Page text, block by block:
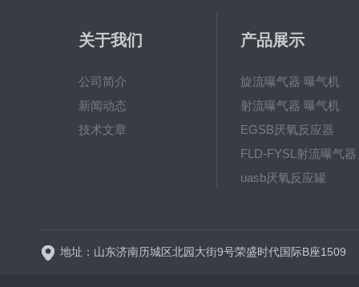
关于我们
公司简介
新闻动态
技术文章
产品展示
旋流曝气器 曝气机
射流曝气器 曝气机
EGSB厌氧反应器
FLD-FYSL射流曝气器
uasb厌氧反应罐
地址：山东济南历城区北园大街9号荣盛时代国际B座1509